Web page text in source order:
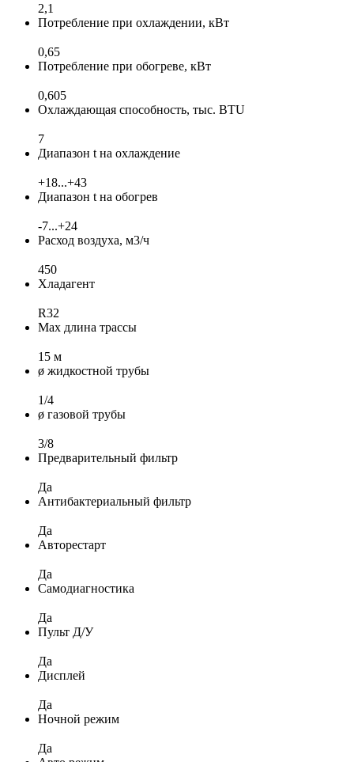
2,1
Потребление при охлаждении, кВт
0,65
Потребление при обогреве, кВт
0,605
Охлаждающая способность, тыс. BTU
7
Диапазон t на охлаждение
+18...+43
Диапазон t на обогрев
-7...+24
Расход воздуха, м3/ч
450
Хладагент
R32
Max длина трассы
15 м
ø жидкостной трубы
1/4
ø газовой трубы
3/8
Предварительный фильтр
Да
Антибактериальный фильтр
Да
Авторестарт
Да
Самодиагностика
Да
Пульт Д/У
Да
Дисплей
Да
Ночной режим
Да